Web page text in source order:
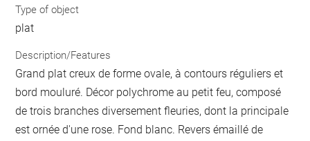
Type of object
plat
Description/Features
Grand plat creux de forme ovale, à contours réguliers et
bord mouluré. Décor polychrome au petit feu, composé
de trois branches diversement fleuries, dont la principale
est ornée d'une rose. Fond blanc. Revers émaillé de